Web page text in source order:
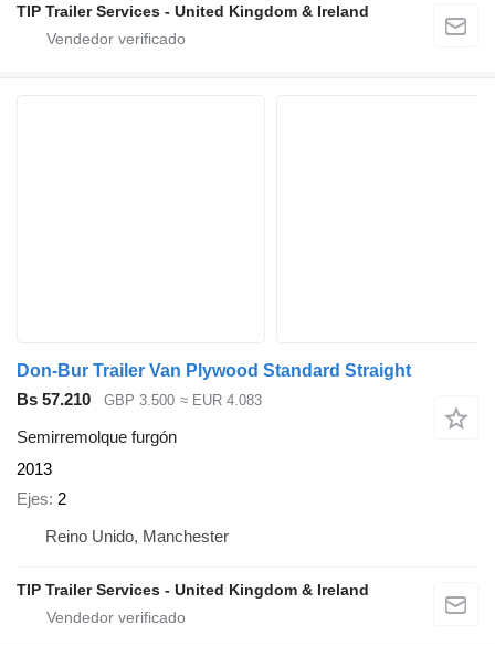
TIP Trailer Services - United Kingdom & Ireland
Don-Bur Trailer Van Plywood Standard Straight
Bs 57.210
GBP 3.500 ≈ EUR 4.083
Semirremolque furgón
2013
Ejes 2
Reino Unido, Manchester
TIP Trailer Services - United Kingdom & Ireland